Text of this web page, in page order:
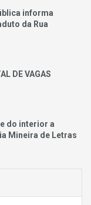
informa
da Rua
DE VAGAS
do interior a
Mineira de Letras